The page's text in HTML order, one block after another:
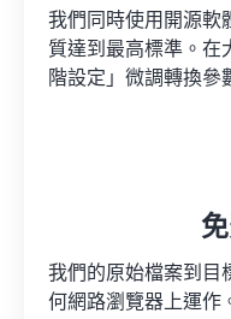
我們同時使用開源軟
質達到最高標準。在
階設定」微調轉換參
我們的原始檔案到目
何網路瀏覽器上運作